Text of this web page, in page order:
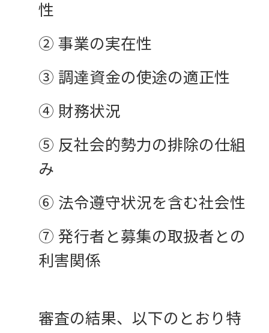
性
② 事業の実在性
③ 調達資金の使途の適正性
④ 財務状況
⑤ 反社会的勢力の排除の仕組
み
⑥ 法令遵守状況を含む社会性
⑦ 発行者と募集の取扱者との
利害関係
審査の結果、以下のとおり特